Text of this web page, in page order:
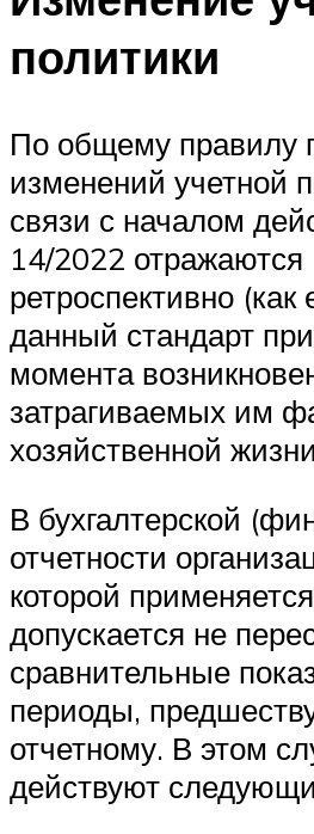
политики
По общему правилу
изменений учетной
связи с началом
14/2022 отражаются
ретроспективно
данный стандарт
момента
затрагиваемых им
хозяйственной
В бухгалтерской
отчетности
которой
допускается не
сравнительные
периоды,
отчетному. В этом
действуют